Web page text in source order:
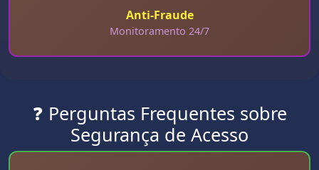
Anti-Fraude
Monitoramento 24/7
❓ Perguntas Frequentes sobre
Segurança de Acesso